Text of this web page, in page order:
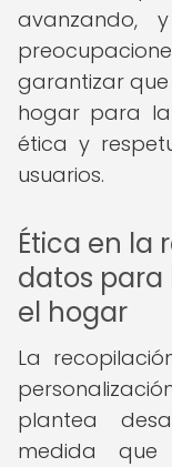
avanzando,
garantizar que
hogar para la
ética y
usuarios.
Ética en la
datos para
el hogar
La
plantea
medida que